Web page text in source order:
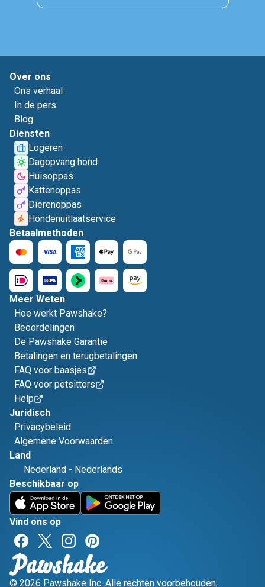
Over ons
Ons verhaal
In de pers
Blog
Diensten
Logeren
Dagopvang hond
Huisoppas
Kattenoppas
Dierenoppas
Hondenuitlaatservice
Betaalmethoden
Meer Weten
Hoe werkt Pawshake?
Beoordelingen
De Pawshake Garantie
Betalingen en terugbetalingen
FAQ voor baasjes
FAQ voor petsitters
Help
Juridisch
Privacybeleid
Algemene Voorwaarden
Land
Nederland - Nederlands
Beschikbaar op
Vind ons op
© 2026 Pawshake Inc. Alle rechten voorbehouden.